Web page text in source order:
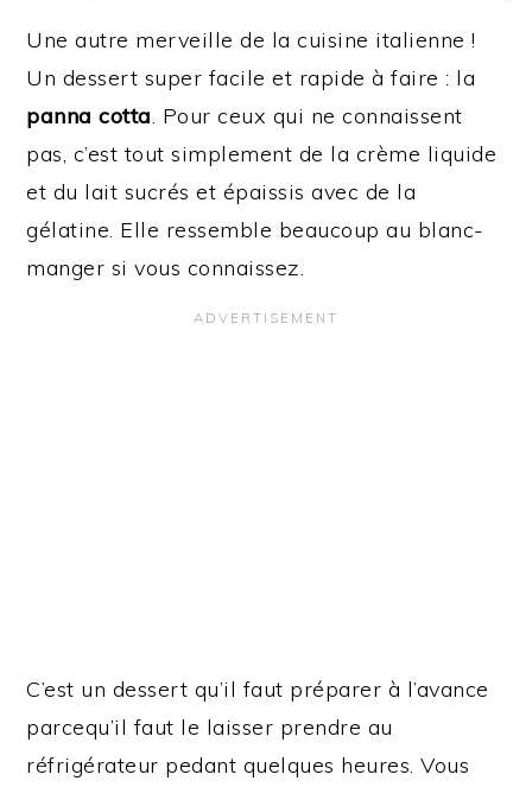
Une autre merveille de la cuisine italienne !
Un dessert super facile et rapide à faire : la
panna cotta . Pour ceux qui ne connaissent
pas, c’est tout simplement de la crème liquide
et du lait sucrés et épaissis avec de la
gélatine. Elle ressemble beaucoup au blanc-
manger si vous connaissez.
C’est un dessert qu’il faut préparer à l’avance
parcequ’il faut le laisser prendre au
réfrigérateur pedant quelques heures. Vous